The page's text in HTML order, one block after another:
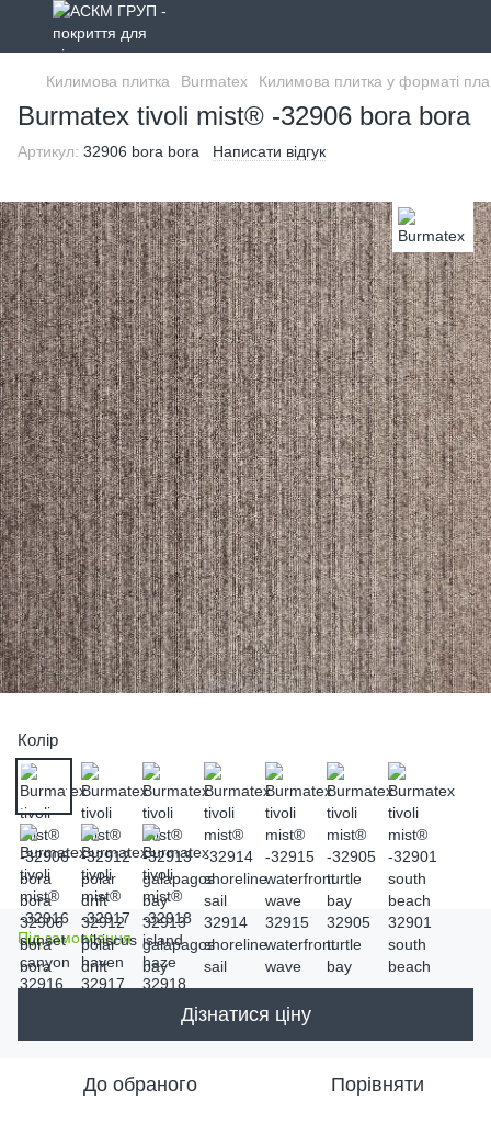
Килимова плитка Burmatex Килимова плитка у форматі
Burmatex tivoli mist® -32906 bora bora
Артикул: 32906 bora bora Написати відгук
Колір
Під замовлення
Дізнатися ціну
До обраного Порівняти